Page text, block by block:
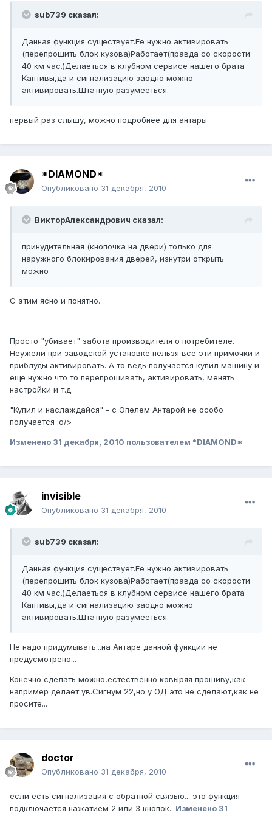
sub739 сказал:
Данная функция существует.Ее нужно активировать
(перепрошить блок кузова)Работает(правда со скорости
40 км час.)Делаеться в клубном сервисе нашего брата
Каптивы,да и сигнализацию заодно можно
активировать.Штатную разумееться.
первый раз слышу, можно подробнее для антары
*DIAMOND*
Опубликовано 31 декабря, 2010
ВикторАлександрович сказал:
принудительная (кнопочка на двери) только для
наружного блокирования дверей, изнутри открыть
можно
С этим ясно и понятно.
Просто "убивает" забота производителя о потребителе.
Неужели при заводской установке нельзя все эти примочки и
приблуды активировать. А то ведь получается купил машину и
еще нужно что то перепрошивать, активировать, менять
настройки и т.д.
"Купил и наслаждайся" - с Опелем Антарой не особо
получается :o/>
Изменено 31 декабря, 2010 пользователем *DIAMOND*
invisible
Опубликовано 31 декабря, 2010
sub739 сказал:
Данная функция существует.Ее нужно активировать
(перепрошить блок кузова)Работает(правда со скорости
40 км час.)Делаеться в клубном сервисе нашего брата
Каптивы,да и сигнализацию заодно можно
активировать.Штатную разумееться.
Не надо придумывать...на Антаре данной функции не
предусмотрено...
Конечно сделать можно,естественно ковыряя прошиву,как
например делает ув.Сигнум 22,но у ОД это не сделают,как не
просите...
doctor
Опубликовано 31 декабря, 2010
если есть сигнализация с обратной связью... это функция
подключается нажатием 2 или 3 кнопок.. Изменено 31